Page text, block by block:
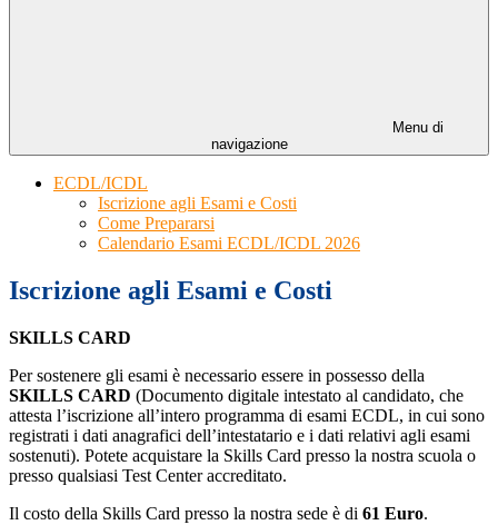
Menu di
navigazione
ECDL/ICDL
Iscrizione agli Esami e Costi
Come Prepararsi
Calendario Esami ECDL/ICDL 2026
Iscrizione agli Esami e Costi
SKILLS CARD
Per sostenere gli esami è necessario essere in possesso della
SKILLS CARD (Documento digitale intestato al candidato, che
attesta l’iscrizione all’intero programma di esami ECDL, in cui sono
registrati i dati anagrafici dell’intestatario e i dati relativi agli esami
sostenuti). Potete acquistare la Skills Card presso la nostra scuola o
presso qualsiasi Test Center accreditato.
Il costo della Skills Card presso la nostra sede è di 61 Euro.